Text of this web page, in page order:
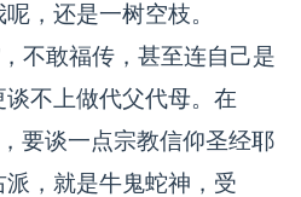
，还是一树空枝。
不敢福传，甚至连自己是
不上做代父代母。在
要谈一点宗教信仰圣经耶
，就是牛鬼蛇神，受